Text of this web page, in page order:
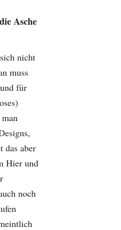
Asche
nicht
muss
für
das aber
Hier und
noch